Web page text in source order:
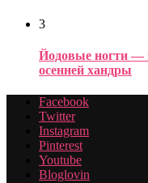
3
Йодовые ногти —
осенней хандры
Facebook
Twitter
Instagram
Pinterest
Youtube
Bloglovin